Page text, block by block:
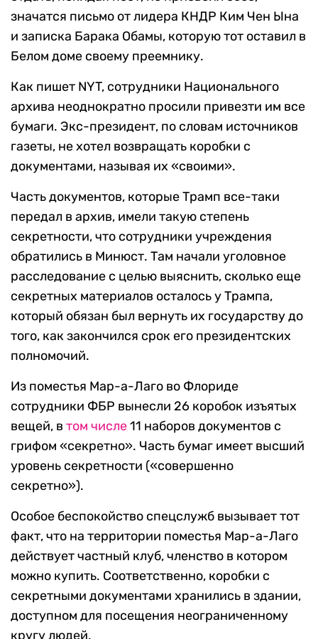
значатся письмо от лидера КНДР Ким Чен Ына
и записка Барака Обамы, которую тот оставил в
Белом доме своему преемнику.
Как пишет NYT, сотрудники Национального
архива неоднократно просили привезти им все
бумаги. Экс-президент, по словам источников
газеты, не хотел возвращать коробки с
документами, называя их «своими».
Часть документов, которые Трамп все-таки
передал в архив, имели такую степень
секретности, что сотрудники учреждения
обратились в Минюст. Там начали уголовное
расследование с целью выяснить, сколько еще
секретных материалов осталось у Трампа,
который обязан был вернуть их государству до
того, как закончился срок его президентских
полномочий.
Из поместья Мар-а-Лаго во Флориде
сотрудники ФБР вынесли 26 коробок изъятых
вещей, в том числе11 наборов документов с
грифом «секретно». Часть бумаг имеет высший
уровень секретности («совершенно
секретно»).
Особое беспокойство спецслужб вызывает тот
факт, что на территории поместья Мар-а-Лаго
действует частный клуб, членство в котором
можно купить. Соответственно, коробки с
секретными документами хранились в здании,
доступном для посещения неограниченному
кругу людей.